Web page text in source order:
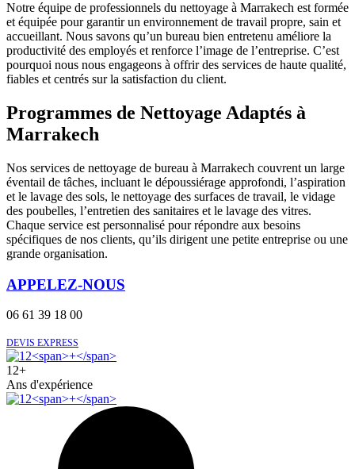
Notre équipe de professionnels du nettoyage à Marrakech est formée
et équipée pour garantir un environnement de travail propre, sain et
accueillant. Nous savons qu’un bureau bien entretenu améliore la
productivité des employés et renforce l’image de l’entreprise. C’est
pourquoi nous nous engageons à offrir des services de haute qualité,
fiables et centrés sur la satisfaction du client.
Programmes de Nettoyage Adaptés à
Marrakech
Nos services de nettoyage de bureau à Marrakech couvrent un large
éventail de tâches, incluant le dépoussiérage approfondi, l’aspiration
et le lavage des sols, le nettoyage des surfaces de travail, le vidage
des poubelles, l’entretien des sanitaires et le lavage des vitres.
Chaque service est personnalisé pour répondre aux besoins
spécifiques de nos clients, qu’ils dirigent une petite entreprise ou une
grande organisation.
APPELEZ-NOUS
06 61 39 18 00
DEVIS EXPRESS
12+
Ans d'expérience